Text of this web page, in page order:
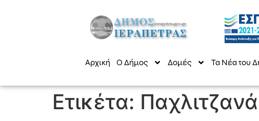
Αρχική Ο Δήμος Δομές Τα Νέα του
Ετικέτα: